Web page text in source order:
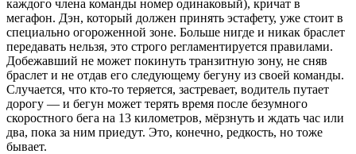
каждого члена команды номер одинаковый), кричат в
мегафон. Дэн, который должен принять эстафету, уже стоит в
специально огороженной зоне. Больше нигде и никак браслет
передавать нельзя, это строго регламентируется правилами.
Добежавший не может покинуть транзитную зону, не сняв
браслет и не отдав его следующему бегуну из своей команды.
Случается, что кто-то теряется, застревает, водитель путает
дорогу — и бегун может терять время после безумного
скоростного бега на 13 километров, мёрзнуть и ждать час или
два, пока за ним приедут. Это, конечно, редкость, но тоже
бывает.